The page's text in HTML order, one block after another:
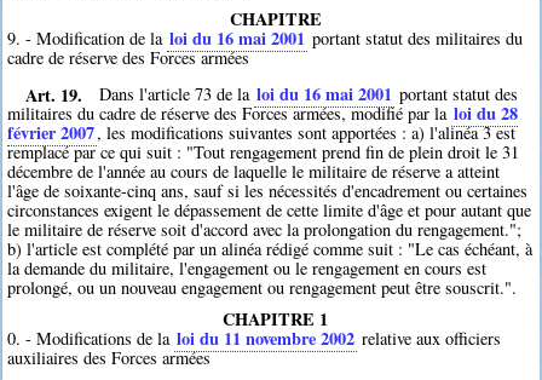
CHAPITRE
9. - Modification de la loi du 16 mai 2001 portant statut des militaires du
cadre de réserve des Forces armées
Art. 19. Dans l'article 73 de la loi du 16 mai 2001 portant statut des
militaires du cadre de réserve des Forces armées, modifié par la loi du 28
février 2007, les modifications suivantes sont apportées : a) l'alinéa 3 est
remplacé par ce qui suit : "Tout rengagement prend fin de plein droit le 31
décembre de l'année au cours de laquelle le militaire de réserve a atteint
l'âge de soixante-cinq ans, sauf si les nécessités d'encadrement ou certaines
circonstances exigent le dépassement de cette limite d'âge et pour autant que
le militaire de réserve soit d'accord avec la prolongation du rengagement.";
b) l'article est complété par un alinéa rédigé comme suit : "Le cas échéant, à
la demande du militaire, l'engagement ou le rengagement en cours est
prolongé, ou un nouveau engagement ou rengagement peut être souscrit.".
CHAPITRE 1
0. - Modifications de la loi du 11 novembre 2002 relative aux officiers
auxiliaires des Forces armées